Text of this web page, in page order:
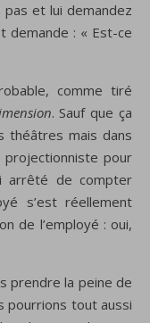
pas et lui demandez
demande : « Est-ce
comme tiré
. Sauf que ça
théâtres mais dans
projectionniste pour
arrêté de compter
s’est réellement
de l’employé : oui,
prendre la peine de
pourrions tout aussi